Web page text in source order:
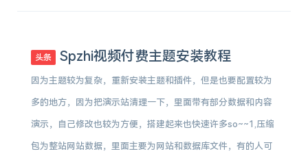
头条 Spzhi视频付费主题安装教程
因为主题较为复杂，重新安装主题和插件，但是也要配置较为
多的地方，因为把演示站清理一下，里面带有部分数据和内容
演示，自己修改也较为方便，搭建起来也快速许多so~~1,压缩
包为整站网站数据，里面主要为网站和数据库文件，有的人可